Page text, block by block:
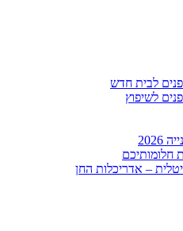
פנים לבית חדש
לשיפוץ
חלומותיכם
– אדריכלות החן